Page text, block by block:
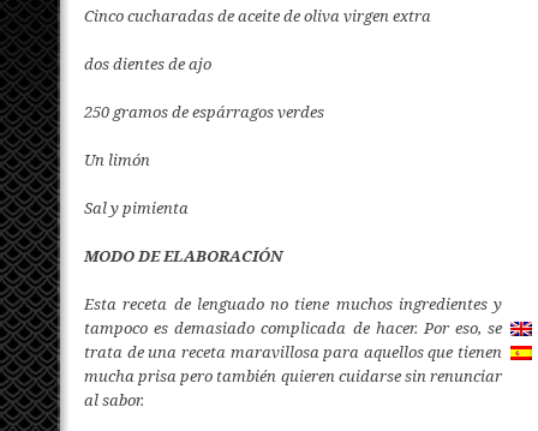
Cinco cucharadas de aceite de oliva virgen extra
dos dientes de ajo
250 gramos de espárragos verdes
Un limón
Sal y pimienta
MODO DE ELABORACIÓN
Esta receta de lenguado no tiene muchos ingredientes y
tampoco es demasiado complicada de hacer. Por eso, se
trata de una receta maravillosa para aquellos que tienen
mucha prisa pero también quieren cuidarse sin renunciar
al sabor.